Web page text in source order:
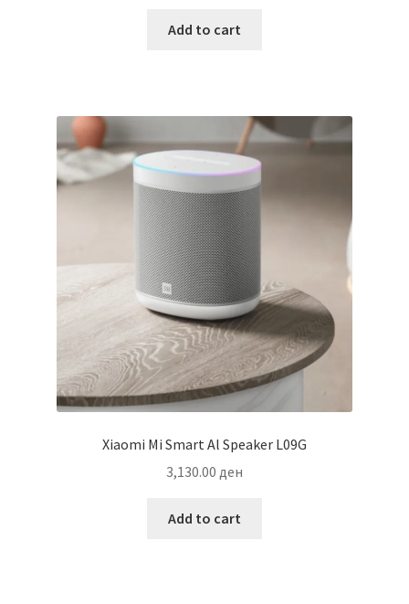
Add to cart
Xiaomi Mi Smart Al Speaker L09G
3,130.00 ден
Add to cart